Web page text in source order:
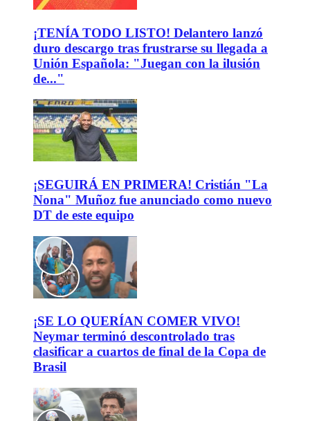
¡TENÍA TODO LISTO! Delantero lanzó
duro descargo tras frustrarse su llegada a
Unión Española: "Juegan con la ilusión
de..."
¡SEGUIRÁ EN PRIMERA! Cristián "La
Nona" Muñoz fue anunciado como nuevo
DT de este equipo
¡SE LO QUERÍAN COMER VIVO!
Neymar terminó descontrolado tras
clasificar a cuartos de final de la Copa de
Brasil